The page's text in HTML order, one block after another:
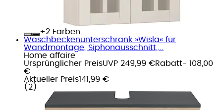
+
Farben
Waschbeckenunterschrank »Wisla« für
Wandmontage, Siphonausschnitt,...
Home affaire
Ursprünglicher PreisUVP 249,99 €Rabatt- 108,00
€
Aktueller Preis141,99 €
( 2 )